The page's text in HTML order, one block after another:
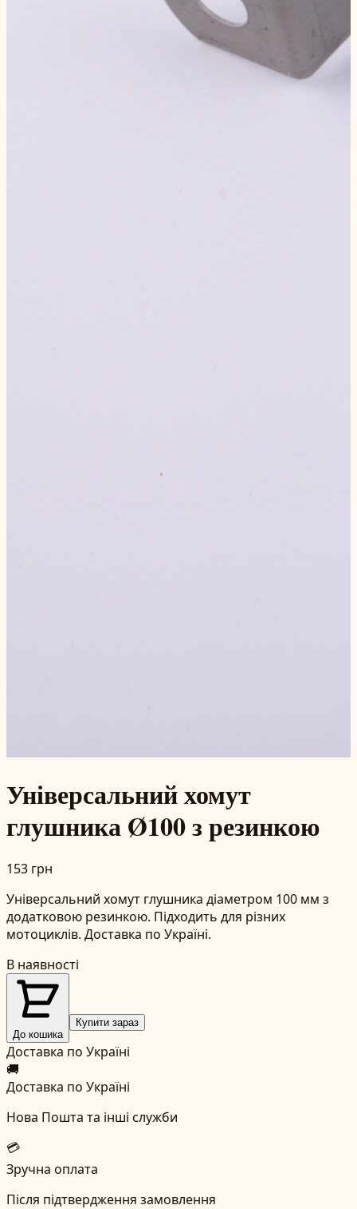
Універсальний хомут
глушника Ø100 з резинкою
153 грн
Універсальний хомут глушника діаметром 100 мм з
додатковою резинкою. Підходить для різних
мотоциклів. Доставка по Україні.
В наявності
До кошика
Купити зараз
Доставка по Україні
🚚
Доставка по Україні
Нова Пошта та інші служби
💳
Зручна оплата
Після підтвердження замовлення